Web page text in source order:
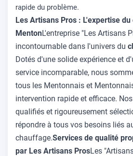
rapide du problème.
Les Artisans Pros : L'expertise
MentonL'entreprise "Les Artisans
incontournable dans l'univers du
Dotés d'une solide expérience et
service incomparable, nous
tous les Mentonnais et
intervention rapide et efficace.
qualifiés et rigoureusement
répondre à tous vos besoins liés
chauffage.Services de qualité
par Les Artisans ProsLes